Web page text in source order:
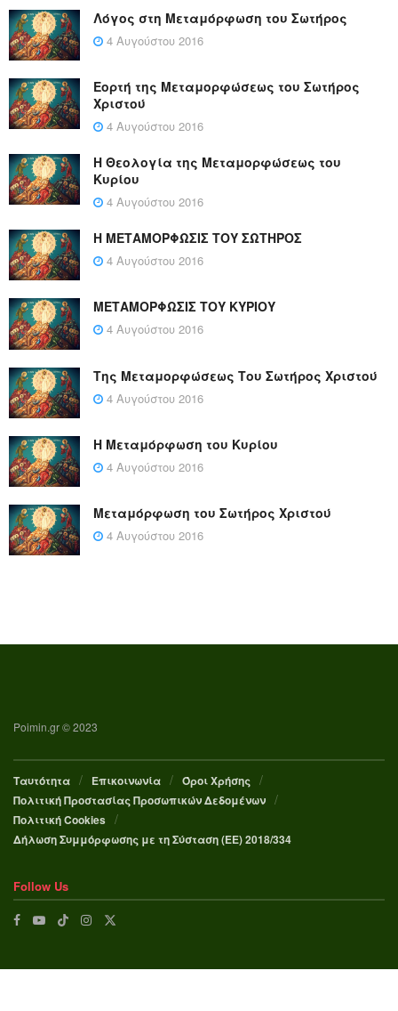
Λόγος στη Μεταμόρφωση του Σωτήρος
4 Αυγούστου 2016
Εορτή της Μεταμορφώσεως του Σωτήρος
Χριστού
4 Αυγούστου 2016
Η Θεολογία της Μεταμορφώσεως του
Κυρίου
4 Αυγούστου 2016
Η ΜΕΤΑΜΟΡΦΩΣΙΣ ΤΟΥ ΣΩΤΗΡΟΣ
4 Αυγούστου 2016
ΜΕΤΑΜΟΡΦΩΣΙΣ ΤΟΥ ΚΥΡΙΟΥ
4 Αυγούστου 2016
Της Μεταμορφώσεως Του Σωτήρος Χριστού
4 Αυγούστου 2016
Η Μεταμόρφωση του Κυρίου
4 Αυγούστου 2016
Μεταμόρφωση του Σωτήρος Χριστού
4 Αυγούστου 2016
Poimin.gr © 2023
Ταυτότητα Επικοινωνία
Όροι Χρήσης
Πολιτική Προστασίας Προσωπικών Δεδομένων
Πολιτική Cookies
Δήλωση Συμμόρφωσης με τη Σύσταση (ΕΕ) 2018/334
Follow Us